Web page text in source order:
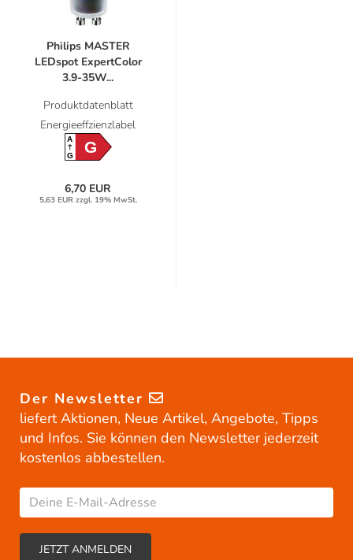
Philips MASTER
LEDspot ExpertColor
3.9-35W...
Produktdatenblatt
Energieeffzienzlabel
A
GG
6,70 EUR
5,63 EUR zzgl. 19% MwSt.
Der Newsletter
liefert Aktionen, Neue Artikel, Angebote, Tipps
und Infos. Sie können den Newsletter jederzeit
kostenlos abbestellen.